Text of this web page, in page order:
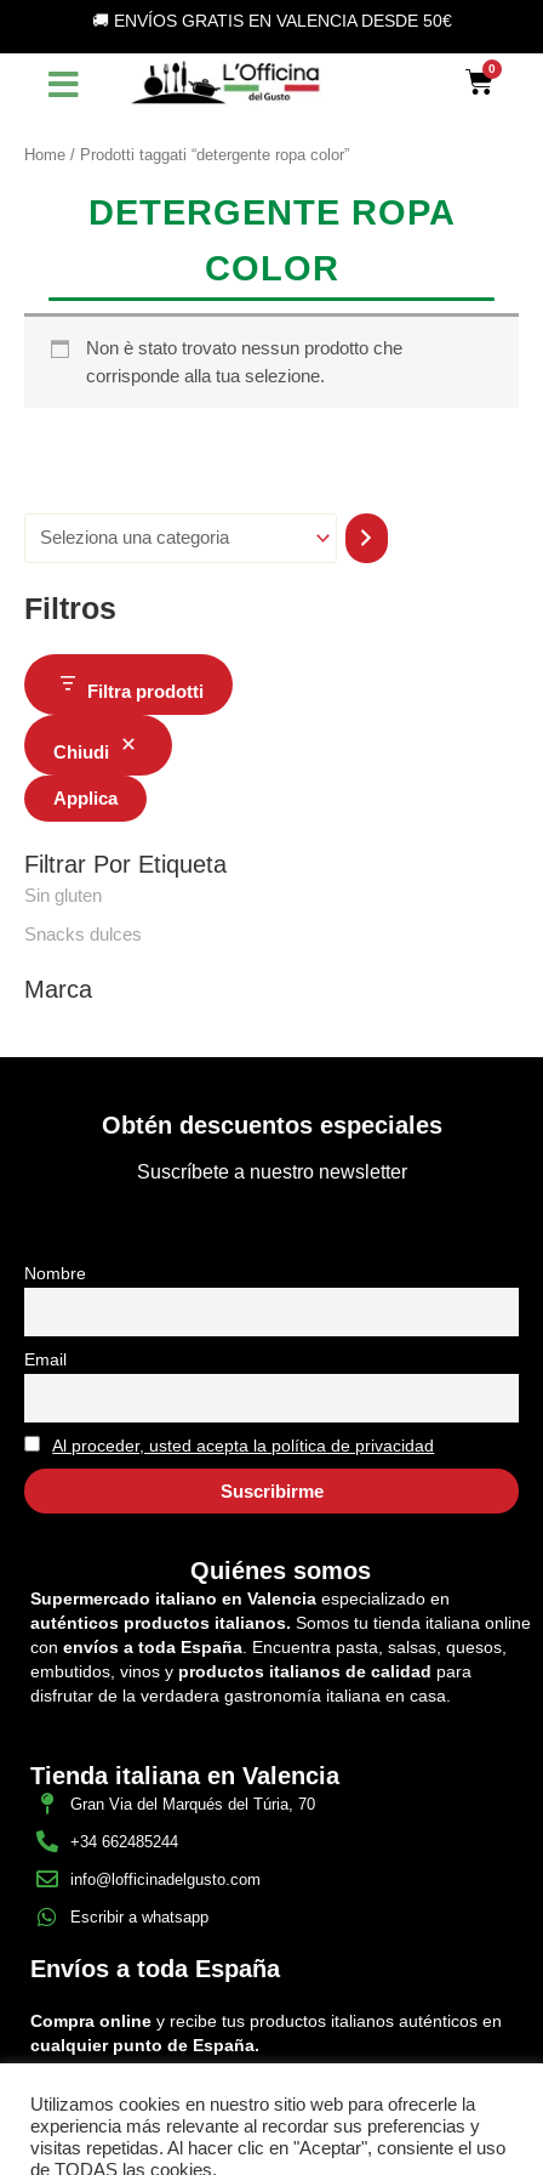
contenuto
🚚 ENVÍOS GRATIS EN VALENCIA DESDE 50€
l
o
a
Filtros
Filtra prodotti
Chiudi
Applica
Filtrar Por Etiqueta
Sin gluten
Snacks dulces
Marca
Home / Prodotti taggati “detergente ropa color”
DETERGENTE ROPA
COLOR
Non è stato trovato nessun prodotto che
corrisponde alla tua selezione.
Obtén descuentos especiales
Suscríbete a nuestro newsletter
Nombre
Email
Al proceder, usted acepta la política de privacidad
Quiénes somos
Supermercado italiano en Valencia especializado en
auténticos productos italianos. Somos tu tienda italiana online
con envíos a toda España. Encuentra pasta, salsas, quesos,
embutidos, vinos y productos italianos de calidad para
disfrutar de la verdadera gastronomía italiana en casa.
Tienda italiana en Valencia
Gran Via del Marqués del Túria, 70
+34 662485244
info@lofficinadelgusto.com
Escribir a whatsapp
Envíos a toda España
Compra online y recibe tus productos italianos auténticos en
cualquier punto de España.
Encuéntranos en:
FacebookInstagram
Tiktok
Utilizamos cookies en nuestro sitio web para ofrecerle la
experiencia más relevante al recordar sus preferencias y
visitas repetidas. Al hacer clic en "Aceptar", consiente el uso
de TODAS las cookies.